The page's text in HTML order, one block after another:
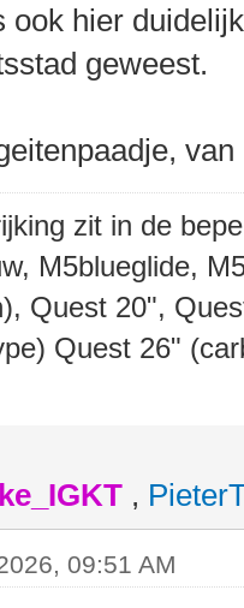
ook hier
geweest.
zit in de
M5blueglide,
Quest 20",
Quest 26"
,
09:51 AM